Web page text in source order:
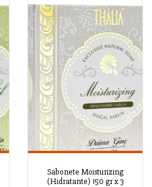
Sabonete Moisturizing
(Hidratante) 150 gr x 3